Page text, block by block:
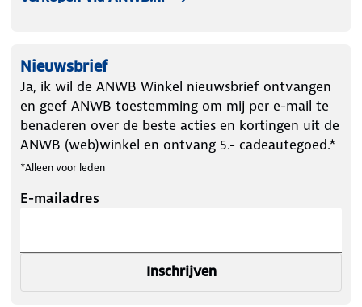
Nieuwsbrief
Ja, ik wil de ANWB Winkel nieuwsbrief ontvangen
en geef ANWB toestemming om mij per e-mail te
benaderen over de beste acties en kortingen uit de
ANWB (web)winkel en ontvang 5.- cadeautegoed.*
*Alleen voor leden
E-mailadres
Inschrijven